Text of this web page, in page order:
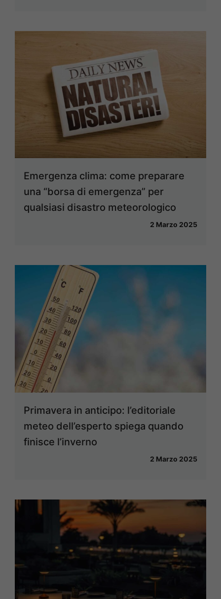
Emergenza clima: come preparare
una “borsa di emergenza” per
qualsiasi disastro meteorologico
2 Marzo 2025
Primavera in anticipo: l’editoriale
meteo dell’esperto spiega quando
finisce l’inverno
2 Marzo 2025